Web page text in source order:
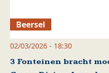
Beersel
02/03/2026 - 18:30
3 Fonteinen bracht